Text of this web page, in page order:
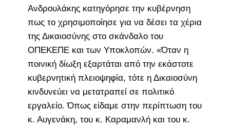
Ανδρουλάκης κατηγόρησε την κυβέρνηση
πως το χρησιμοποίησε για να δέσει τα χέρια
της Δικαιοσύνης στο σκάνδαλο του
ΟΠΕΚΕΠΕ και των Υποκλοπών. «Όταν η
ποινική δίωξη εξαρτάται από την εκάστοτε
κυβερνητική πλειοψηφία, τότε η Δικαιοσύνη
κινδυνεύει να μετατραπεί σε πολιτικό
εργαλείο. Όπως είδαμε στην περίπτωση του
κ. Αυγενάκη, του κ. Καραμανλή και του κ.